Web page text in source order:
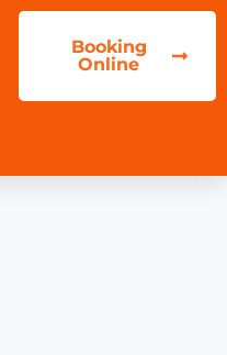
Booking
Online